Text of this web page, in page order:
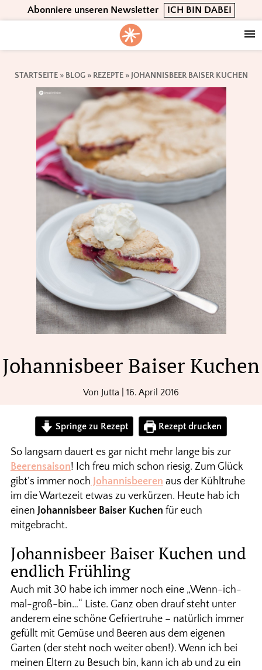
to
navigation
to
content
to
Abonniere unseren Newsletter ICH BIN DABEI
STARTSEITE» BLOG» REZEPTE» JOHANNISBEER BAISER KUCHEN
Johannisbeer Baiser Kuchen
Von Jutta 16. April 2016
Springe zu Rezept Rezept drucken
So langsam dauert es gar nicht mehr lange bis zur
Beerensaison! Ich freu mich schon riesig. Zum Glück
gibt’s immer noch Johannisbeeren aus der Kühltruhe
im die Wartezeit etwas zu verkürzen. Heute hab ich
einen Johannisbeer Baiser Kuchen für euch
mitgebracht.
Johannisbeer Baiser Kuchen und
endlich Frühling
Auch mit 30 habe ich immer noch eine „Wenn-ich-
mal-groß-bin…“ Liste. Ganz oben drauf steht unter
anderem eine schöne Gefriertruhe – natürlich immer
gefüllt mit Gemüse und Beeren aus dem eigenen
Garten (der steht noch weiter oben!). Wenn ich bei
meinen Eltern zu Besuch bin, kann ich ab und zu ein